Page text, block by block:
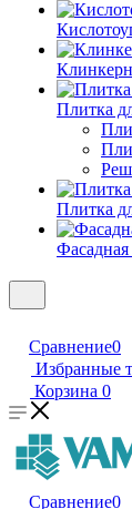
Плитка
Плитка
Фасадная
Сравнение0
Избранные
Корзина 0
Сравнение0